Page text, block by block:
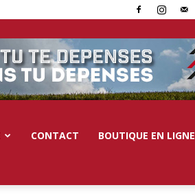
CONTACT BOUTIQUE EN LIGNE